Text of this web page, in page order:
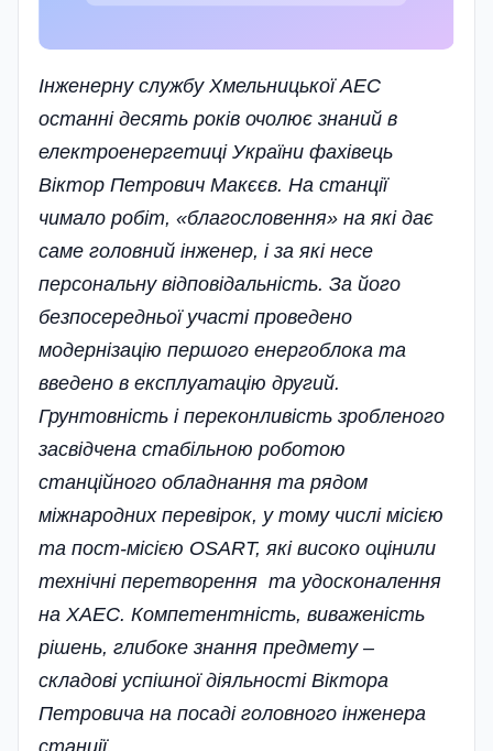
Інженерну службу Хмельницької АЕС
останні десять років очолює знаний в
електроенергетиці України фахівець
Віктор Петрович Макєєв. На станції
чимало робіт, «благословення» на які дає
саме головний інженер, і за які несе
персональну відповідальність. За його
безпосередньої участі проведено
модернізацію першого енергоблока та
введено в експлуатацію другий.
Грунтовність і переконливість зробленого
засвідчена стабільною роботою
станційного обладнання та рядом
міжнародних перевірок, у тому числі місією
та пост-місією OSARТ, які високо оцінили
технічні перетворення та удосконалення
на ХАЕС. Компетентність, виваженість
рішень, глибоке знання предмету –
складові успішної діяльності Віктора
Петровича на посаді головного інженера